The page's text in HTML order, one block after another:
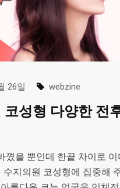
26일 webzine
코성형 다양한 전
꼈을 뿐인데 한끝 차이로
수지의원 코성형에 집중해